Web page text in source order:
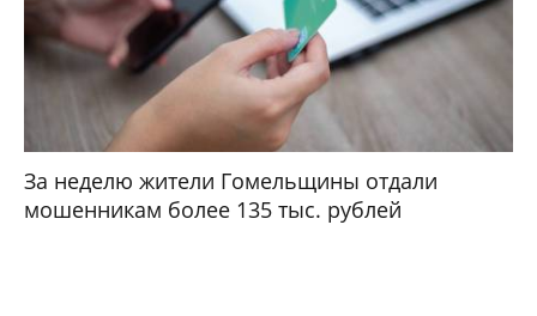
За неделю жители Гомельщины отдали
мошенникам более 135 тыс. рублей